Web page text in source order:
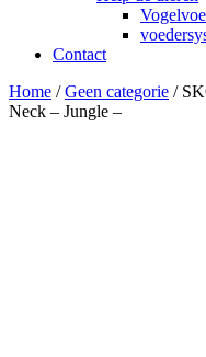
Contact
Home /Geen categorie /
Neck – Jungle –